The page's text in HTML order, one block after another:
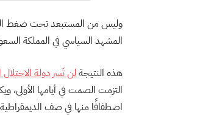
وليس من المستبعد تحت ضغط
المشهد السياسي في المملكة
هذه النتيجةلن تَسر دولة
التزمت الصمت في أيامها الأولى،
اصطفافًا منها في صف